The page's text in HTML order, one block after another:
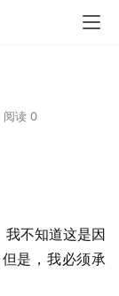
阅读 0
我不知道这是因
是，我必须承